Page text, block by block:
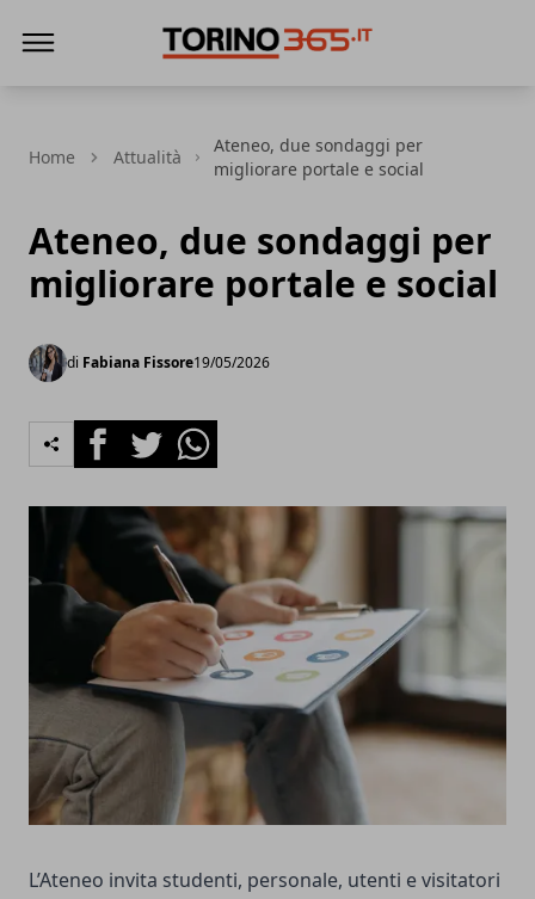
Home Attualità
Ateneo, due sondaggi per
migliorare portale e social
Ateneo, due sondaggi per
migliorare portale e social
di Fabiana Fissore19/05/2026
FacebookTwitterWhatsapp
L’Ateneo invita studenti, personale, utenti e visitatori